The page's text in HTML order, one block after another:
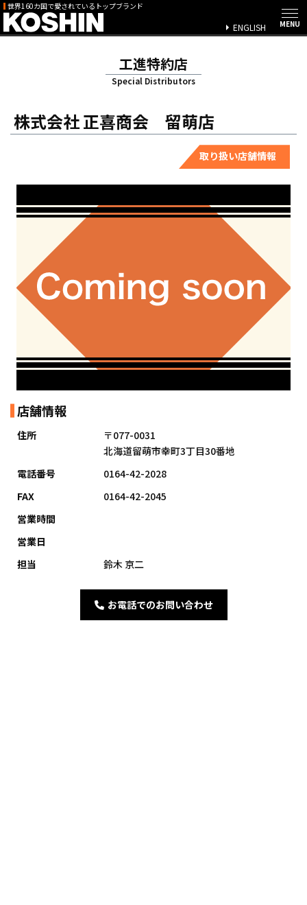
世界160カ国で愛されているトップブランド
ENGLISH
工進特約店
Special Distributors
株式会社 正喜商会 留萌店
取り扱い店舗情報
店舗情報
住所
〒077-0031
北海道留萌市幸町3丁目30番地
電話番号
0164-42-2028
FAX
0164-42-2045
営業時間
営業日
担当
鈴木 京二
お電話でのお問い合わせ